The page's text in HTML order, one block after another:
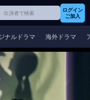
ログイン
ご加入
ナルドラマ 海外ドラマ